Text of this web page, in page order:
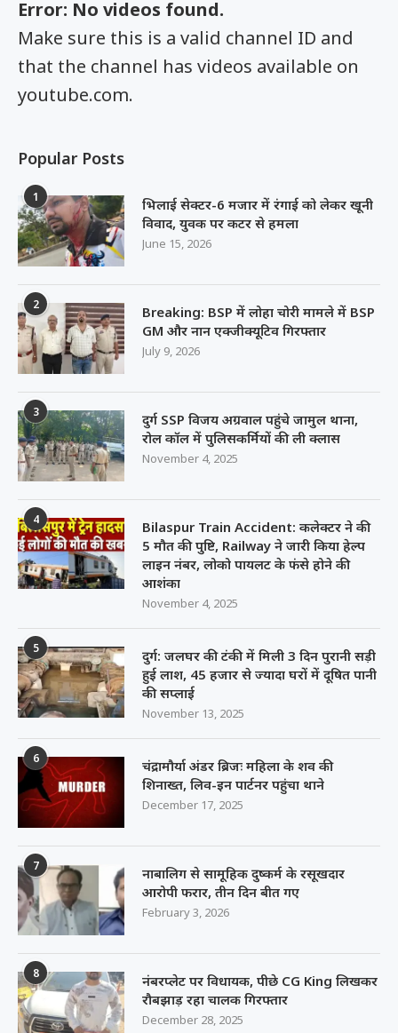
Error: No videos found.
Make sure this is a valid channel ID and
that the channel has videos available on
youtube.com.
Popular Posts
1
भिलाई सेक्टर-6 मजार में रंगाई को लेकर खूनी
विवाद, युवक पर कटर से हमला
June 15, 2026
2
Breaking: BSP में लोहा चोरी मामले में BSP
GM और नान एक्जीक्यूटिव गिरफ्तार
July 9, 2026
3
दुर्ग SSP विजय अग्रवाल पहुंचे जामुल थाना,
रोल कॉल में पुलिसकर्मियों की ली क्लास
November 4, 2025
4
Bilaspur Train Accident: कलेक्टर ने की
5 मौत की पुष्टि, Railway ने जारी किया हेल्प
लाइन नंबर, लोको पायलट के फंसे होने की
आशंका
November 4, 2025
5
दुर्ग: जलघर की टंकी में मिली 3 दिन पुरानी सड़ी
हुई लाश, 45 हजार से ज्यादा घरों में दूषित पानी
की सप्लाई
November 13, 2025
6
चंद्रामौर्या अंडर ब्रिजः महिला के शव की
शिनाख्त, लिव-इन पार्टनर पहुंचा थाने
December 17, 2025
7
नाबालिग से सामूहिक दुष्कर्म के रसूखदार
आरोपी फरार, तीन दिन बीत गए
February 3, 2026
8
नंबरप्लेट पर विधायक, पीछे CG King लिखकर
रौबझाड़ रहा चालक गिरफ्तार
December 28, 2025